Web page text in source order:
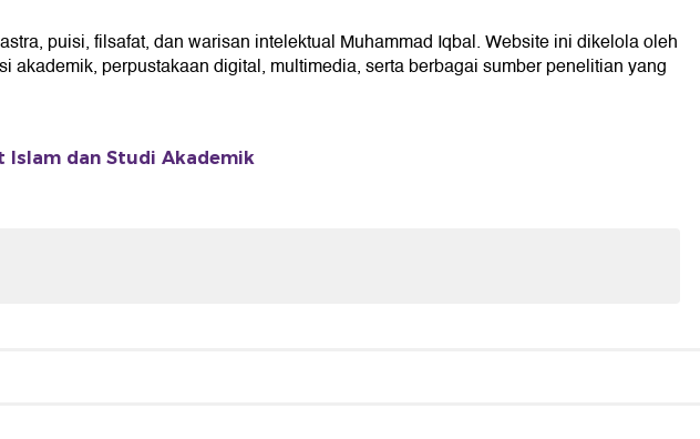
puisi, filsafat, dan warisan intelektual Muhammad Iqbal. Website ini dikelola oleh
perpustakaan digital, multimedia, serta berbagai sumber penelitian yang
Islam dan Studi Akademik